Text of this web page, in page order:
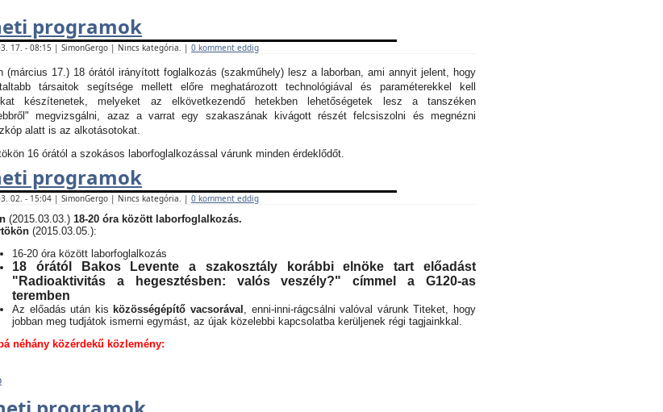
programok
17. - 08:15 | SimonGergo | Nincs kategória. | 0 komment eddig
(március 17.) 18 órától irányított foglalkozás (szakműhely) lesz a laborban, ami annyit jelent, hogy
társaitok segítsége mellett előre meghatározott technológiával és paraméterekkel kell
készítenetek, melyeket az elkövetkezendő hetekben lehetőségetek lesz a tanszéken
megvizsgálni, azaz a varrat egy szakaszának kivágott részét felcsiszolni és megnézni
alatt is az alkotásotokat.
16 órától a szokásos laborfoglalkozással várunk minden érdeklődőt.
programok
02. - 15:04 | SimonGergo | Nincs kategória. | 0 komment eddig
(2015.03.03.) 18-20 óra között laborfoglalkozás.
(2015.03.05.):
16-20 óra között laborfoglalkozás
18 órától Bakos Levente a szakosztály korábbi elnöke tart előadást
"Radioaktivitás a hegesztésben: valós veszély?" címmel a G120-as
teremben
Az előadás után kis közösségépítő vacsorával , enni-inni-rágcsálni valóval várunk Titeket, hogy
jobban meg tudjátok ismerni egymást, az újak közelebbi kapcsolatba kerüljenek régi tagjainkkal.
néhány közérdekű közlemény: